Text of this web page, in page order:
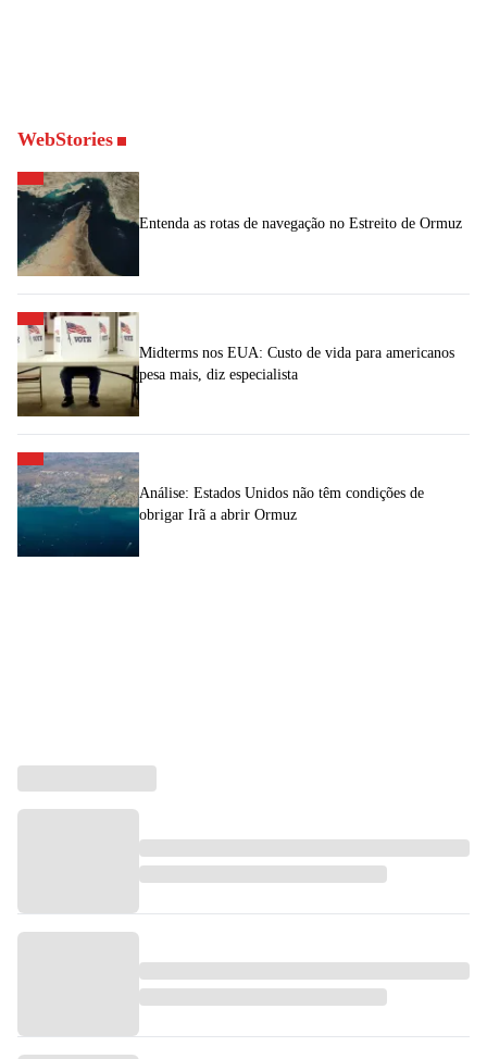
WebStories
Entenda as rotas de navegação no Estreito de Ormuz
Midterms nos EUA: Custo de vida para americanos
pesa mais, diz especialista
Análise: Estados Unidos não têm condições de
obrigar Irã a abrir Ormuz